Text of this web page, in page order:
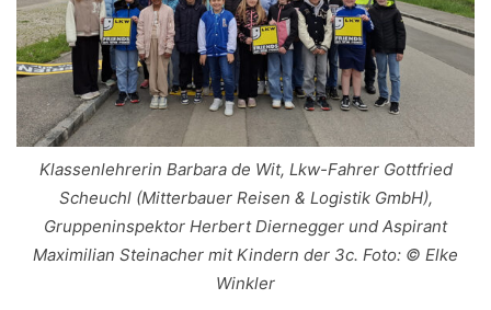
Klassenlehrerin Barbara de Wit, Lkw-Fahrer Gottfried
Scheuchl (Mitterbauer Reisen & Logistik GmbH),
Gruppeninspektor Herbert Diernegger und Aspirant
Maximilian Steinacher mit Kindern der 3c. Foto: © Elke
Winkler